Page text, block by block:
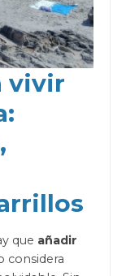
vivir
que añadir
considera